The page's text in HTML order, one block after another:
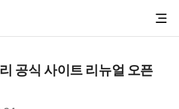
공식 사이트 리뉴얼 오픈